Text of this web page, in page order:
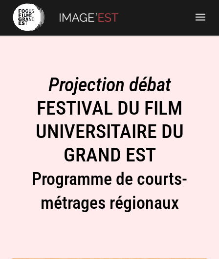
Projection débat
FESTIVAL DU FILM
UNIVERSITAIRE DU
GRAND EST
Programme de courts-
métrages régionaux